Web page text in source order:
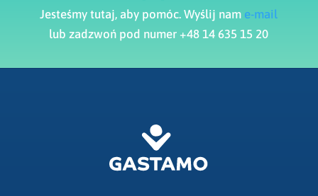
Jesteśmy tutaj, aby pomóc. Wyślij nam e-mail
lub zadzwoń pod numer +48 14 635 15 20